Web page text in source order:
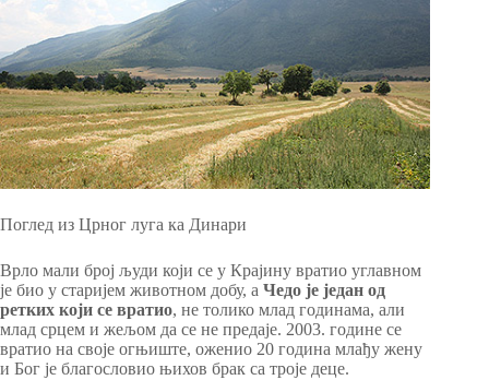
Поглед из Црног луга ка Динари
Врло мали број људи који се у Крајину вратио углавном
је био у старијем животном добу, а Чедо је један од
ретких који се вратио, не толико млад годинама, али
млад срцем и жељом да се не предаје. 2003. године се
вратио на своје огњиште, оженио 20 година млађу жену
и Бог је благословио њихов брак са троје деце.